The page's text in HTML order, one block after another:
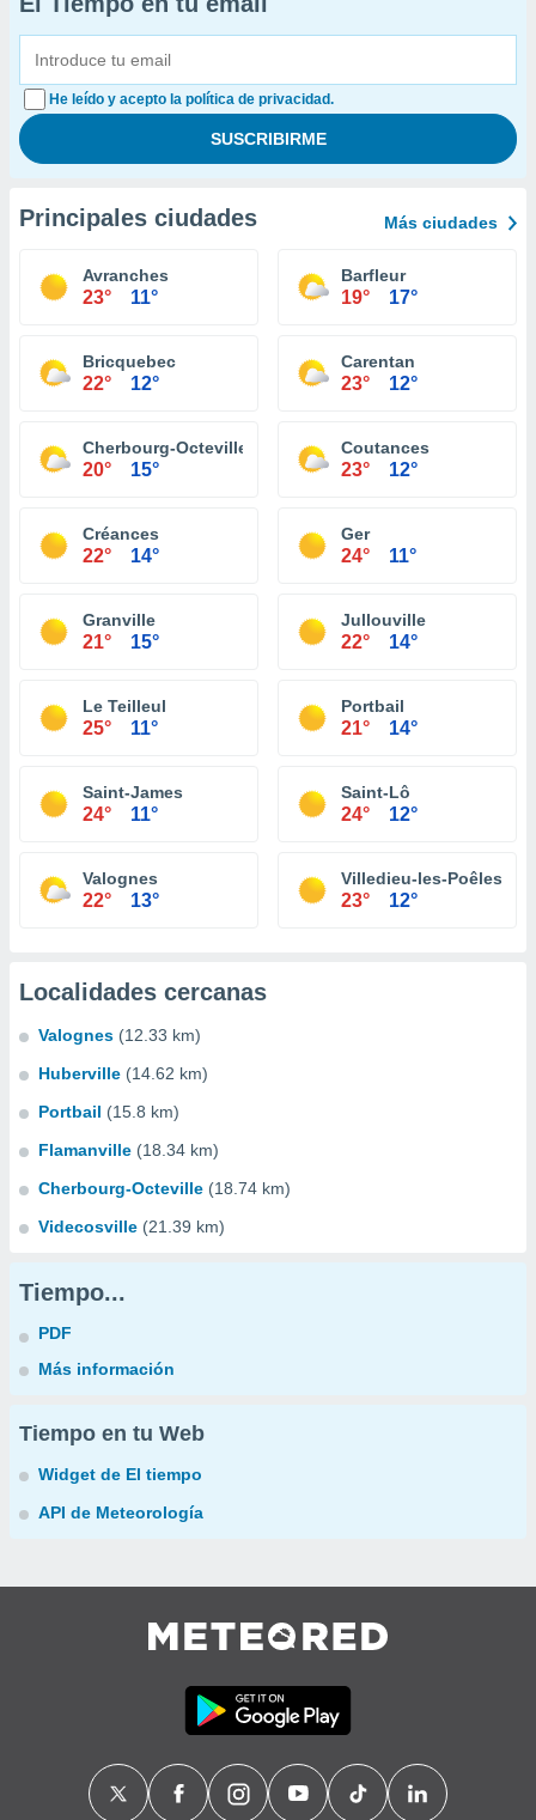
He leído y acepto la política de privacidad.
Principales ciudades Más ciudades
Avranches
23° 11°
Barfleur
19° 17°
Bricquebec
22° 12°
Carentan
23° 12°
Cherbourg-Octeville
20° 15°
Coutances
23° 12°
Créances
22° 14°
Ger
24° 11°
Granville
21° 15°
Jullouville
22° 14°
Le Teilleul
25° 11°
Portbail
21° 14°
Saint-James
24° 11°
Saint-Lô
24° 12°
Valognes
22° 13°
Villedieu-les-Poêles
23° 12°
Localidades cercanas
Valognes (12.33 km)
Huberville (14.62 km)
Portbail (15.8 km)
Flamanville (18.34 km)
Cherbourg-Octeville (18.74 km)
Videcosville (21.39 km)
Tiempo...
PDF
Más información
Tiempo en tu Web
Widget de El tiempo
API de Meteorología